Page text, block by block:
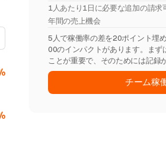
1人あたり1日に必要な追加の請求
年間の売上機会
5人で稼働率の差を20ポイント埋
00のインパクトがあります。まず
ことが重要で、そのためには記録
チーム稼